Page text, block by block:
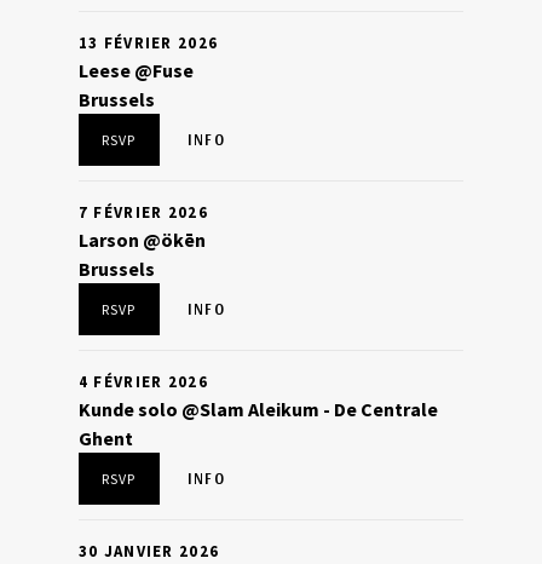
13 FÉVRIER 2026
Leese @Fuse
Brussels
RSVP INFO
7 FÉVRIER 2026
Larson @ökēn
Brussels
RSVP INFO
4 FÉVRIER 2026
Kunde solo @Slam Aleikum - De Centrale
Ghent
RSVP INFO
30 JANVIER 2026